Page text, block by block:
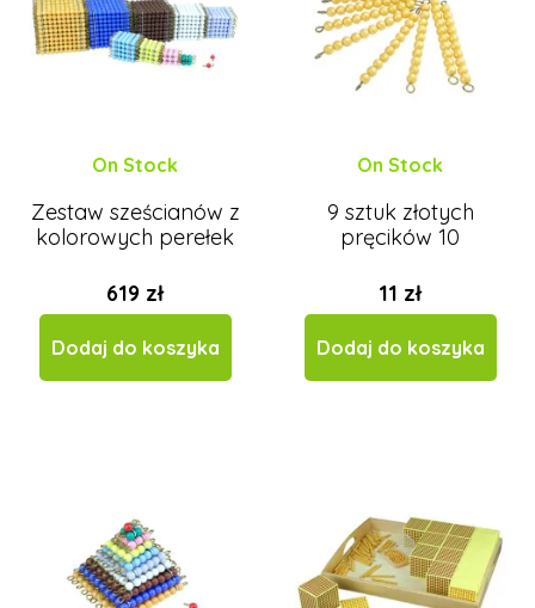
On Stock
Zestaw sześcianów z
kolorowych perełek
619 zł
Dodaj do koszyka
On Stock
9 sztuk złotych
pręcików 10
11 zł
Dodaj do koszyka